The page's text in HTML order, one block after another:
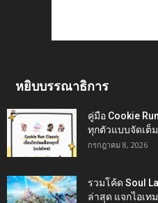
หยิบบรรณาธิการ
คู่มือ Cookie
ทุกตัวแบบจัดเต็
กรกฎาคม 8, 2026
รวมโค้ด Soul
ล่าสุด แจกไอเท